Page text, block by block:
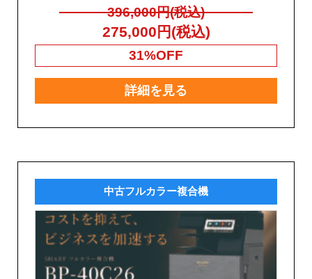
396,000円(税込)
275,000円(税込)
31%OFF
詳細を見る
中古フルカラー複合機